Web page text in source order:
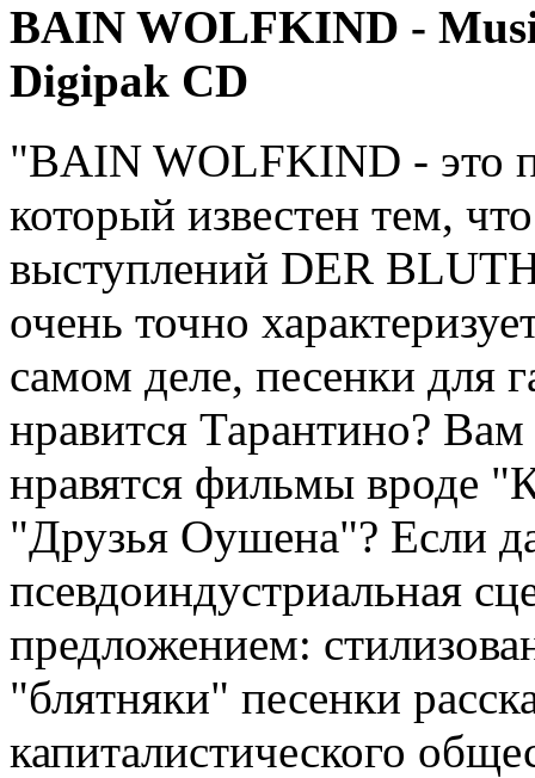
BAIN WOLFKIND -
Digipak CD
"BAIN WOLFKIND - это
который известен тем,
выступлений DER
очень точно
самом деле, песенки для
нравится Тарантино?
нравятся фильмы вроде
"Друзья Оушена"? Если
псевдоиндустриальная
предложением:
"блятняки" песенки
капиталистического